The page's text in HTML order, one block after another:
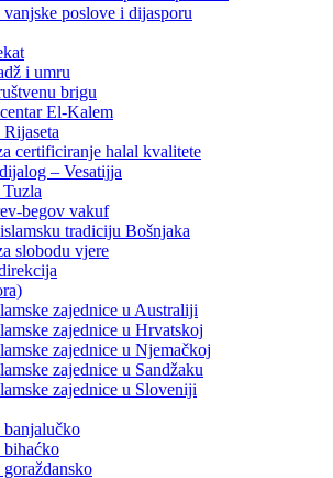
poslove i dijasporu
i umru
brigu
El-Kalem
certificiranje halal kvalitete
– Vesatijja
begov vakuf
tradiciju Bošnjaka
slobodu vjere
zajednice u Australiji
zajednice u Hrvatskoj
zajednice u Njemačkoj
zajednice u Sandžaku
zajednice u Sloveniji